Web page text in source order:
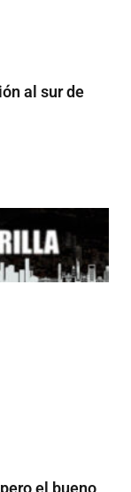
al sur de
el bueno